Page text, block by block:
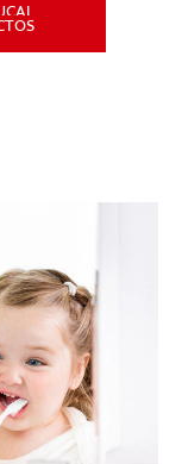
HN (ES)
SUSCRÍBASE